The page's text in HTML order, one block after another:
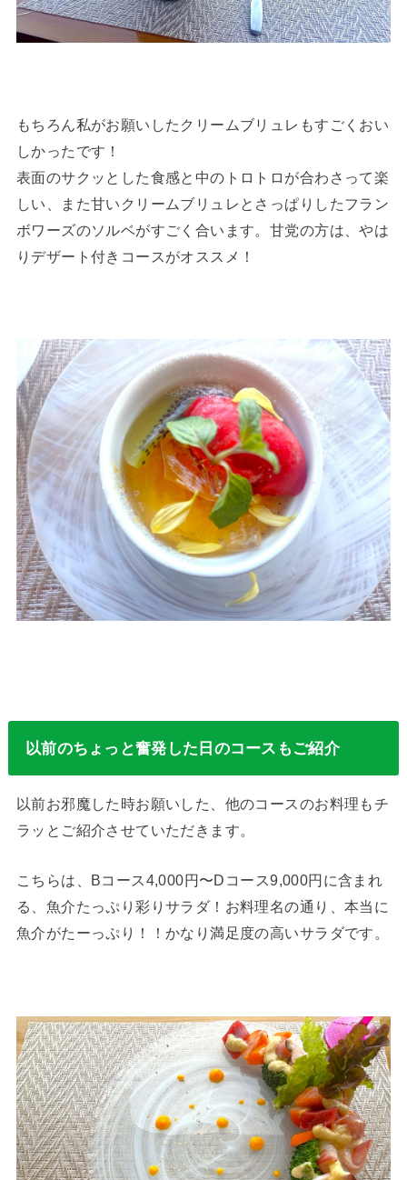
もちろん私がお願いしたクリームブリュレもすごくおい
しかったです！
表面のサクッとした食感と中のトロトロが合わさって楽
しい、また甘いクリームブリュレとさっぱりしたフラン
ボワーズのソルベがすごく合います。甘党の方は、やは
りデザート付きコースがオススメ！
以前のちょっと奮発した日のコースもご紹介
以前お邪魔した時お願いした、他のコースのお料理もチ
ラッとご紹介させていただきます。
こちらは、Bコース4,000円〜Dコース9,000円に含まれ
る、魚介たっぷり彩りサラダ！お料理名の通り、本当に
魚介がたーっぷり！！かなり満足度の高いサラダです。